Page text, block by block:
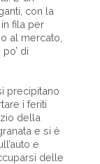
con la
fila per
al mercato,
di
precipitano
i feriti
della
e si è
e
delle